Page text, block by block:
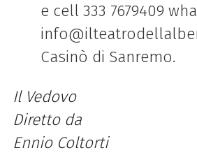
e cell 333 7679409
Casinò di Sanremo.
Il Vedovo
Diretto da
Ennio Coltorti